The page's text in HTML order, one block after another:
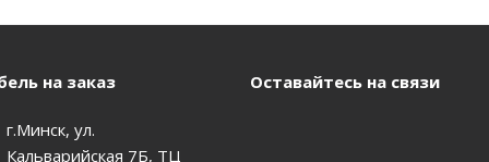
на заказ
г.Минск, ул.
Кальварийская 7Б, ТЦ
Оставайтесь на связи